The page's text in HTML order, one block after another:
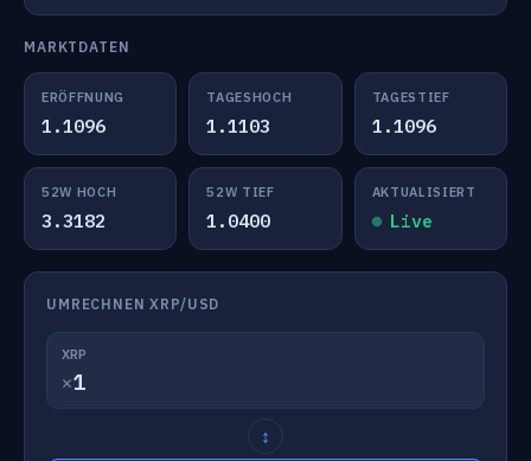
MARKTDATEN
ERÖFFNUNG
1.1096
TAGESHOCH
1.1103
TAGESTIEF
1.1096
52W HOCH
3.3182
52W TIEF
1.0400
AKTUALISIERT
Live
UMRECHNEN XRP/USD
XRP
✕
↕